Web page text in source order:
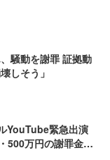
騒動を謝罪 証拠動
しそう」
YouTube緊急出演
500万円の謝罪金な